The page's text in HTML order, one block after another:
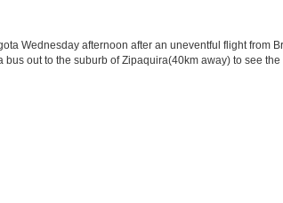
Wednesday afternoon after an uneventful flight from
bus out to the suburb of Zipaquira(40km away) to see